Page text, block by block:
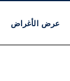
عرض الأغراض